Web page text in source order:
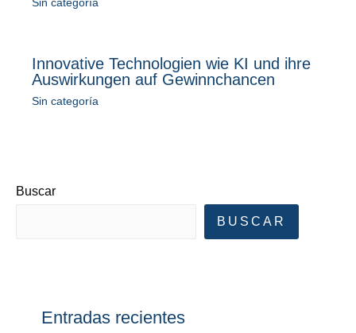
Sin categoría
Innovative Technologien wie KI und ihre
Auswirkungen auf Gewinnchancen
Sin categoría
Buscar
BUSCAR
Entradas recientes